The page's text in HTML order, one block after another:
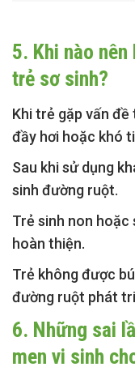
5. Khi nào
trẻ sơ sinh?
Khi trẻ gặp vấn đề
đầy hơi hoặc khó
Sau khi sử dụng
sinh đường ruột.
Trẻ sinh non hoặc
hoàn thiện.
Trẻ không được
đường ruột phát
6. Những sai
men vi sinh